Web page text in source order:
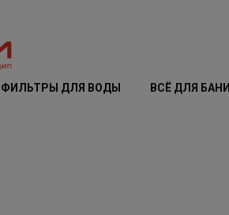
ФИЛЬТРЫ ДЛЯ ВОДЫ ВСЁ ДЛЯ БАНИ